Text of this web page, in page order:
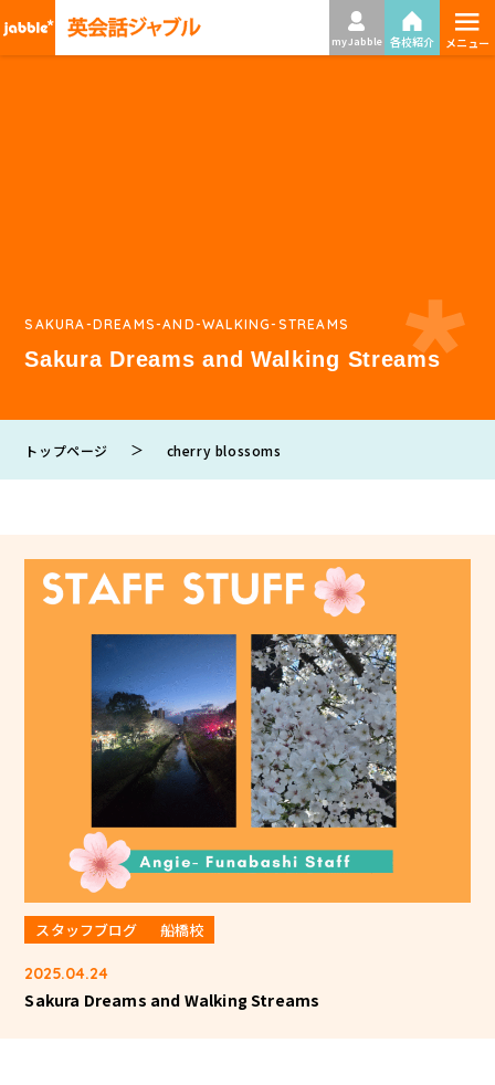
my Jabble 各校紹介 ≡
メニュー
SAKURA-DREAMS-AND-WALKING-STREAMS
Sakura Dreams and Walking Streams
トップページ ＞ cherry blossoms
スタッフブログ 船橋校
2025.04.24
Sakura Dreams and Walking Streams